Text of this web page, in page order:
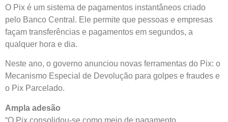
O Pix é um sistema de pagamentos instantâneos criado
pelo Banco Central. Ele permite que pessoas e empresas
façam transferências e pagamentos em segundos, a
qualquer hora e dia.
Neste ano, o governo anunciou novas ferramentas do Pix: o
Mecanismo Especial de Devolução para golpes e fraudes e
o Pix Parcelado.
Ampla adesão
“O Pix consolidou-se como meio de pagamento